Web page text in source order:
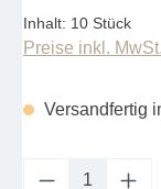
Inhalt: 10 Stück
Preise inkl.
Versandfertig
Produkt